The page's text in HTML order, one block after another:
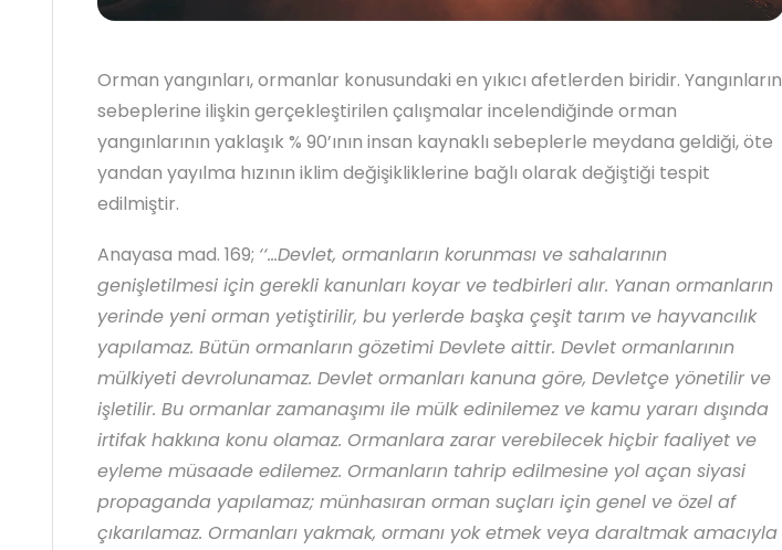
Orman yangınları, ormanlar konusundaki en yıkıcı afetlerden biridir. Yangınların
sebeplerine ilişkin gerçekleştirilen çalışmalar incelendiğinde orman
yangınlarının yaklaşık % 90’ının insan kaynaklı sebeplerle meydana geldiği, öte
yandan yayılma hızının iklim değişikliklerine bağlı olarak değiştiği tespit
edilmiştir.
Anayasa mad. 169; ‘‘…Devlet, ormanların korunması ve sahalarının
genişletilmesi için gerekli kanunları koyar ve tedbirleri alır. Yanan ormanların
yerinde yeni orman yetiştirilir, bu yerlerde başka çeşit tarım ve hayvancılık
yapılamaz. Bütün ormanların gözetimi Devlete aittir. Devlet ormanlarının
mülkiyeti devrolunamaz. Devlet ormanları kanuna göre, Devletçe yönetilir ve
işletilir. Bu ormanlar zamanaşımı ile mülk edinilemez ve kamu yararı dışında
irtifak hakkına konu olamaz. Ormanlara zarar verebilecek hiçbir faaliyet ve
eyleme müsaade edilemez. Ormanların tahrip edilmesine yol açan siyasi
propaganda yapılamaz; münhasıran orman suçları için genel ve özel af
çıkarılamaz. Ormanları yakmak, ormanı yok etmek veya daraltmak amacıyla